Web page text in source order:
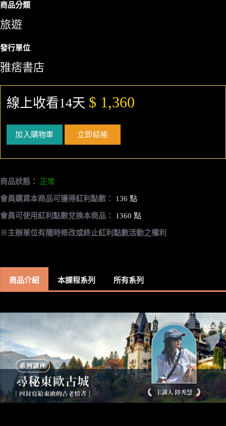
商品分類
旅遊
發行單位
雅痞書店
線上收看14天 $ 1,360
加入購物車 立即結帳
商品狀態： 正常
會員購買本商品可獲得紅利點數： 136 點
會員可使用紅利點數兌換本商品： 1360 點
※主辦單位有隨時修改或終止紅利點數活動之權利
商品介紹 本課程系列 所有系列